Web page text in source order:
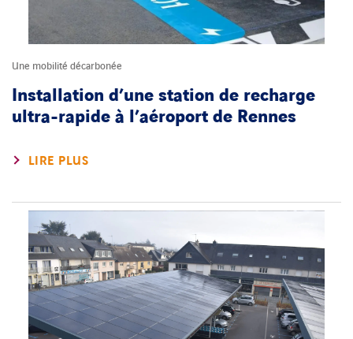
Une mobilité décarbonée
Installation d’une station de recharge
ultra-rapide à l’aéroport de Rennes
LIRE PLUS